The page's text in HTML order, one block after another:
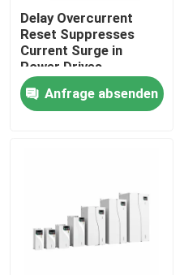
Delay Overcurrent
Reset Suppresses
Current Surge in
Power Drives
Anfrage absenden